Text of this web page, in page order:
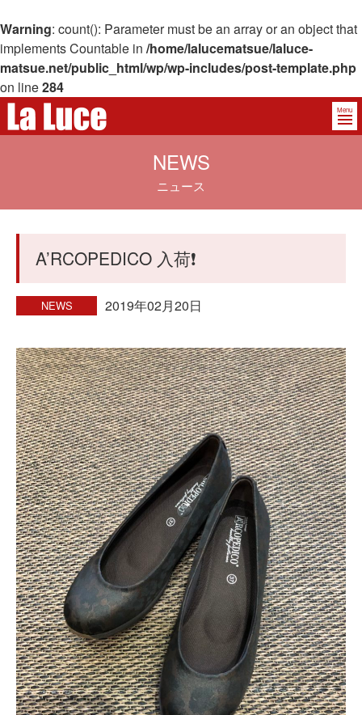
Warning: count(): Parameter must be an array or an object that
implements Countable in /home/lalucematsue/laluce-
matsue.net/public_html/wp/wp-includes/post-template.php
on line284
Menu
NEWS
ニュース
A’RCOPEDICO 入荷❗️
NEWS 2019年02月20日